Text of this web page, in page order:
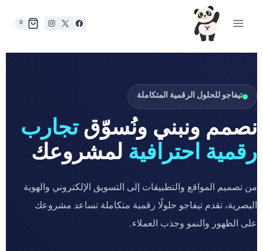
0
تيفاجو للحلول الرقمية المتكاملة
نصمم ونبني ونُسوّقتجارب
رقمية احترافية لمشروعك
من تصميم المواقع والتطبيقات إلى التسويق الإلكتروني والهوية
البصرية، تقدم تيفاجو حلولًا رقمية متكاملة تساعد مشروعك
على الظهور والنمو وجذب العملاء.